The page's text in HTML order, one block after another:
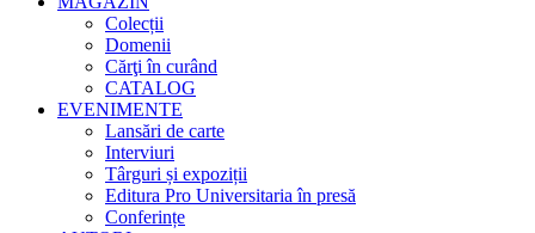
Colecții
Domenii
Cărţi în curând
CATALOG
EVENIMENTE
Lansări de carte
Interviuri
Târguri și expoziții
Editura Pro Universitaria în presă
Conferințe